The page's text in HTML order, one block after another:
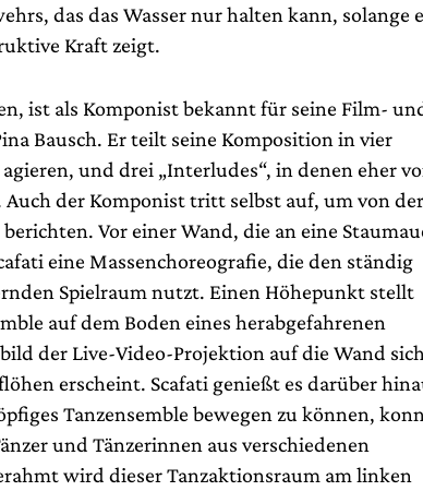
das das Wasser nur halten kann, solange
Kraft zeigt.
ist als Komponist bekannt für seine Film-
Bausch. Er teilt seine Komposition in vier
und drei „Interludes“, in denen eher
der Komponist tritt selbst auf, um von der
Vor einer Wand, die an eine
eine Massenchoreografie, die den ständig
Spielraum nutzt. Einen Höhepunkt stellt
auf dem Boden eines herabgefahrenen
der Live-Video-Projektion auf die Wand sich
erscheint. Scafati genießt es darüber
Tanzensemble bewegen zu können,
und Tänzerinnen aus verschiedenen
wird dieser Tanzaktionsraum am linken